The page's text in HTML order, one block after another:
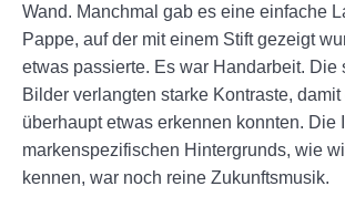
Wand. Manchmal gab es eine einfache
Pappe, auf der mit einem Stift gezeigt
etwas passierte. Es war Handarbeit. Die
Bilder verlangten starke Kontraste,
überhaupt etwas erkennen konnten. Die
markenspezifischen Hintergrunds, wie
kennen, war noch reine Zukunftsmusik.